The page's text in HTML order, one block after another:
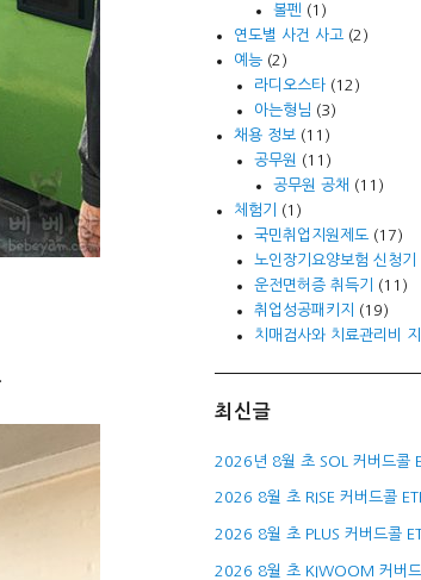
볼펜 (1)
연도별 사건 사고 (2)
예능 (2)
라디오스타(12)
아는형님 (3)
채용 정보 (11)
공무원
(11)
공무원 공채 (11)
체험기
(1)
국민취업지원제도(17)
노인장기요양보험 신청기
운전면허증 취득기
(11)
취업성공패키지
(19)
치매검사와 치료관리비 지
최신글
2026년 8월 초 SOL 커버드콜
2026 8월 초 RISE 커버드콜
2026 8월 초 PLUS 커버드콜
2026 8월 초 KIWOOM 커버드